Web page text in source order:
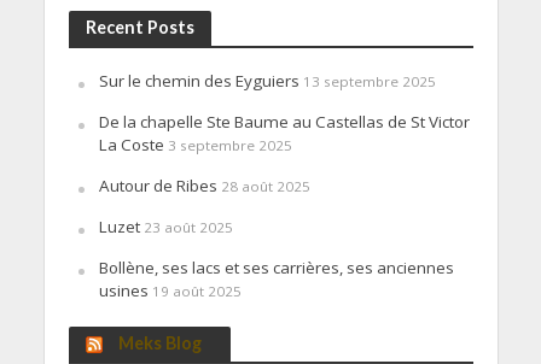
Recent Posts
Sur le chemin des Eyguiers 13 septembre 2025
De la chapelle Ste Baume au Castellas de St Victor
La Coste 3 septembre 2025
Autour de Ribes 28 août 2025
Luzet 23 août 2025
Bollène, ses lacs et ses carrières, ses anciennes
usines 19 août 2025
Meks Blog